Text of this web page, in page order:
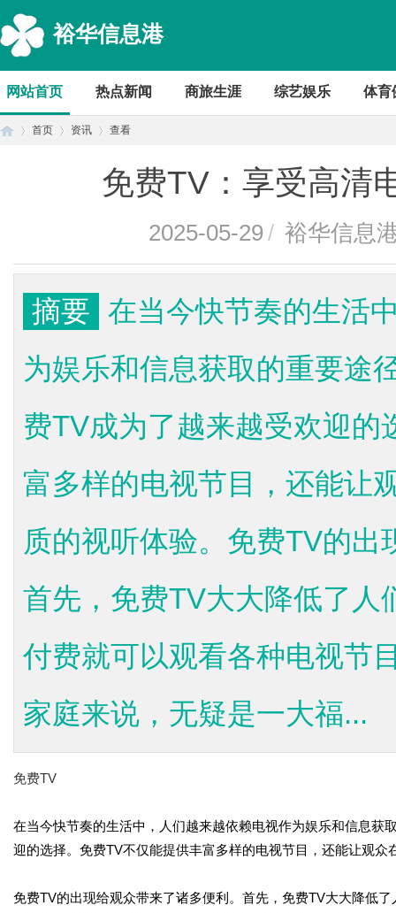
裕华信息港
网站首页 热点新闻 商旅生涯 综艺娱乐 体育
首页 资讯 查看
免费TV：享受高清
2025-05-29 / 裕华信息
摘要 在当今快节奏的生活
为娱乐和信息获取的重要途
费TV成为了越来越受欢迎的
富多样的电视节目，还能让
质的视听体验。免费TV的
首先，免费TV大大降低了人
付费就可以观看各种电视节
家庭来说，无疑是一大福...
免费TV
在当今快节奏的生活中，人们越来越依赖电视作为娱乐和信息获
迎的选择。免费TV不仅能提供丰富多样的电视节目，还能让观众
免费TV的出现给观众带来了诸多便利。首先，免费TV大大降低